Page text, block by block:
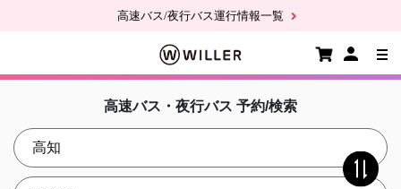
高速バス/夜行バス運行情報一覧
高速バス・夜行バス 予約/検索